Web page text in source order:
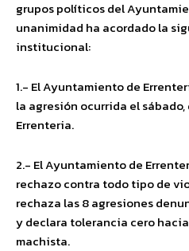
grupos políticos del
unanimidad ha acordado la
institucional:
1.- El Ayuntamiento de
la agresión ocurrida el
Errenteria.
2.- El Ayuntamiento de
rechazo contra todo tipo de
rechaza las 8 agresiones
y declara tolerancia cero
machista.